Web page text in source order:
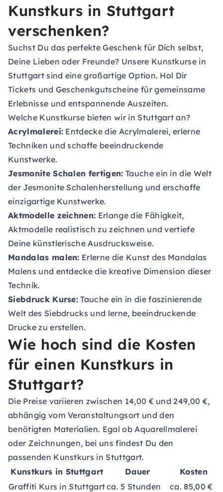
Kunstkurs in Stuttgart
verschenken?
Suchst Du das perfekte Geschenk für Dich selbst,
Deine Lieben oder Freunde? Unsere Kunstkurse in
Stuttgart sind eine großartige Option. Hol Dir
Tickets und Geschenkgutscheine für gemeinsame
Erlebnisse und entspannende Auszeiten.
Welche Kunstkurse bieten wir in Stuttgart an?
Acrylmalerei: Entdecke die Acrylmalerei, erlerne
Techniken und schaffe beeindruckende
Kunstwerke.
Jesmonite Schalen fertigen: Tauche ein in die Welt
der Jesmonite Schalenherstellung und erschaffe
einzigartige Kunstwerke.
Aktmodelle zeichnen: Erlange die Fähigkeit,
Aktmodelle realistisch zu zeichnen und vertiefe
Deine künstlerische Ausdrucksweise.
Mandalas malen: Erlerne die Kunst des Mandalas
Malens und entdecke die kreative Dimension dieser
Technik.
Siebdruck Kurse: Tauche ein in die faszinierende
Welt des Siebdrucks und lerne, beeindruckende
Drucke zu erstellen.
Wie hoch sind die Kosten
für einen Kunstkurs in
Stuttgart?
Die Preise variieren zwischen 14,00 € und 249,00 €,
abhängig vom Veranstaltungsort und den
benötigten Materialien. Egal ob Aquarellmalerei
oder Zeichnungen, bei uns findest Du den
passenden Kunstkurs in Stuttgart.
Kunstkurs in Stuttgart
Dauer
Kosten
Graffiti Kurs in Stuttgartca. 5 Stunden
ca. 85,00 €